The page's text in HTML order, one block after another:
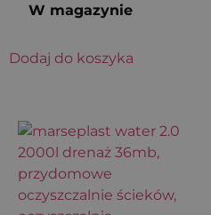
W magazynie
Dodaj do koszyka